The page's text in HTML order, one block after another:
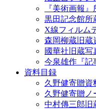
『美術画報
黒田記念館所
X線フィルム
森岡柳蔵旧蔵
國華社旧蔵写
今泉雄作『記
資料目録
久野健寄贈資
久野健寄贈ノ
中村傳三郎旧